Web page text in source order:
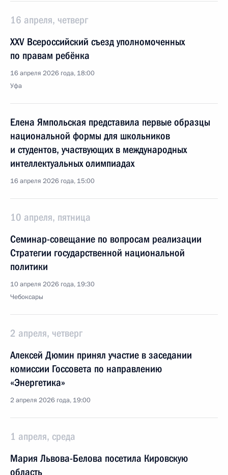
16 апреля, четверг
XXV Всероссийский съезд уполномоченных
по правам ребёнка
16 апреля 2026 года, 18:00
Уфа
Елена Ямпольская представила первые образцы
национальной формы для школьников
и студентов, участвующих в международных
интеллектуальных олимпиадах
16 апреля 2026 года, 15:00
10 апреля, пятница
Семинар-совещание по вопросам реализации
Стратегии государственной национальной
политики
10 апреля 2026 года, 19:30
Чебоксары
2 апреля, четверг
Алексей Дюмин принял участие в заседании
комиссии Госсовета по направлению
«Энергетика»
2 апреля 2026 года, 19:00
1 апреля, среда
Мария Львова-Белова посетила Кировскую
область